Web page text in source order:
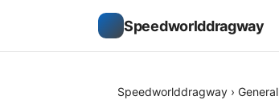
Speedworlddragway
Speedworlddragway › General